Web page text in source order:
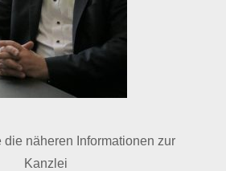
die näheren Informationen zur
Kanzlei